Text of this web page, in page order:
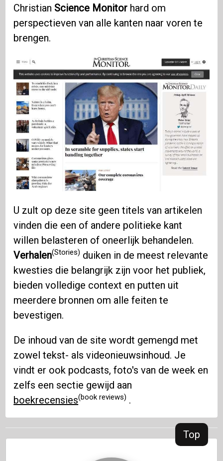
Top
Christian Science Monitor hard om
perspectieven van alle kanten naar voren te
brengen.
U zult op deze site geen titels van artikelen
vinden die een of andere politieke kant
willen belasteren of oneerlijk behandelen.
Verhalen(Stories) duiken in de meest relevante
kwesties die belangrijk zijn voor het publiek,
bieden volledige context en putten uit
meerdere bronnen om alle feiten te
bevestigen.
De inhoud van de site wordt gemengd met
zowel tekst- als videonieuwsinhoud. Je
vindt er ook podcasts, foto's van de week en
zelfs een sectie gewijd aan
boekrecensies(book reviews) .